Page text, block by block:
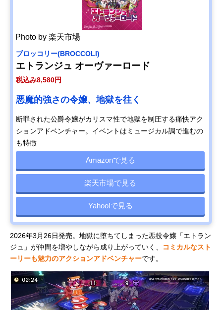
Photo by 楽天市場
ブロッコリー(BROCCOLI)
エトランジュ オーヴァーロード
税込み8,580円
悪魔的強さの令嬢、地獄を往く
断罪された公爵令嬢がカリスマ性で地獄を制圧する痛快アク
ションアドベンチャー。イベントはミュージカル調で進むの
も特徴
Amazonで見る
楽天市場で見る
Yahoo!で見る
2026年3月26日発売。地獄に堕ちてしまった悪役令嬢「エトラン
ジュ」が仲間を増やしながら成り上がっていく、
コミカルなスト
ーリーも魅力のアクションアドベンチャーです。